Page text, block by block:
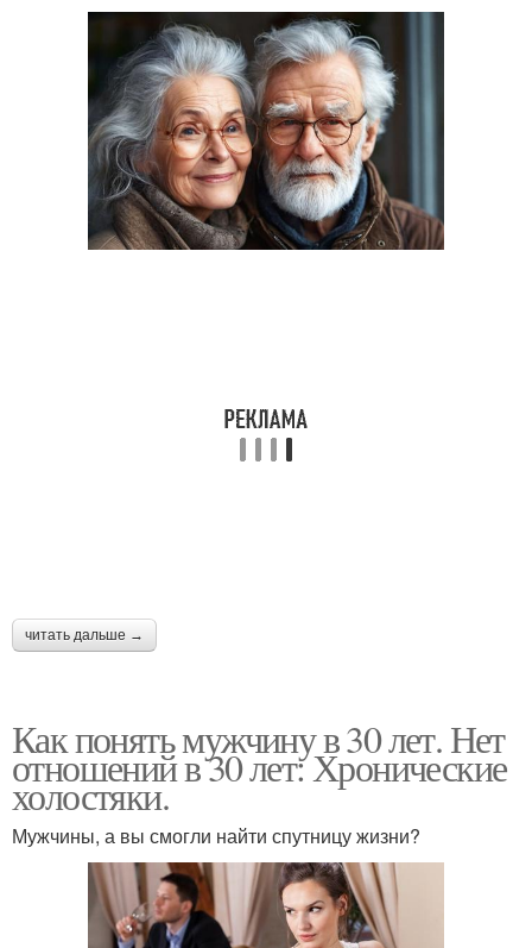
читать дальше →
Как понять мужчину в 30 лет. Нет
отношений в 30 лет: Хронические
холостяки.
Мужчины, а вы смогли найти спутницу жизни?